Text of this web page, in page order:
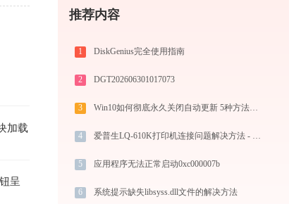
加载
呈
推荐内容
1 DiskGenius完全使用指南
2 DGT202606301017073
3 Win10如何彻底永久关闭自动更新 5种方法教你永久关闭win10自动更新
4 爱普生LQ-610K打印机连接问题解决方法 - 金山毒霸
5 应用程序无法正常启动0xc000007b
6 系统提示缺失libsyss.dll文件的解决方法